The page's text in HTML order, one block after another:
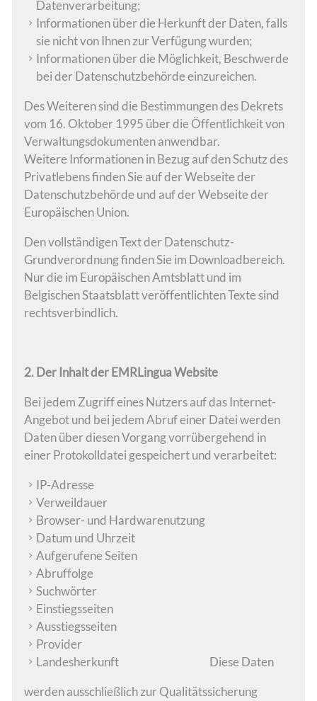
Datenverarbeitung;
Informationen über die Herkunft der Daten, falls
sie nicht von Ihnen zur Verfügung wurden;
Informationen über die Möglichkeit, Beschwerde
bei der Datenschutzbehörde einzureichen.
Des Weiteren sind die Bestimmungen des Dekrets
vom 16. Oktober 1995 über die Öffentlichkeit von
Verwaltungsdokumenten anwendbar.
Weitere Informationen in Bezug auf den Schutz des
Privatlebens finden Sie auf der Webseite der
Datenschutzbehörde und auf der Webseite der
Europäischen Union.
Den vollständigen Text der Datenschutz-
Grundverordnung finden Sie im Downloadbereich.
Nur die im Europäischen Amtsblatt und im
Belgischen Staatsblatt veröffentlichten Texte sind
rechtsverbindlich.
2. Der Inhalt der EMRLingua Website
Bei jedem Zugriff eines Nutzers auf das Internet-
Angebot und bei jedem Abruf einer Datei werden
Daten über diesen Vorgang vorrübergehend in
einer Protokolldatei gespeichert und verarbeitet:
IP-Adresse
Verweildauer
Browser- und Hardwarenutzung
Datum und Uhrzeit
Aufgerufene Seiten
Abruffolge
Suchwörter
Einstiegsseiten
Ausstiegsseiten
Provider
Landesherkunft
Diese Daten
werden ausschließlich zur Qualitätssicherung